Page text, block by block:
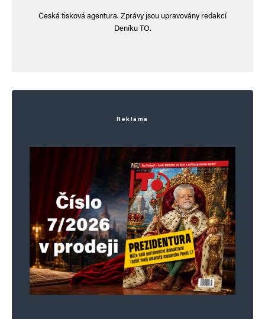
Česká tisková agentura. Zprávy jsou upravovány redakcí
Deníku TO.
Reklama